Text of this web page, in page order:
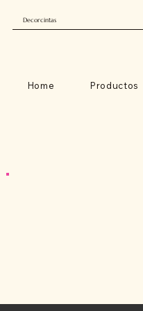
Decorcintas
Home Productos